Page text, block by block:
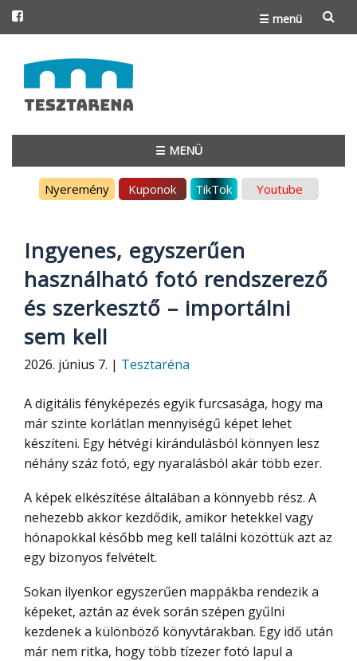
☰ menü
to
content
☰ MENÜ
Nyeremény Kuponok TikTok Youtube
Ingyenes, egyszerűen
használható fotó rendszerező
és szerkesztő – importálni
sem kell
2026. június 7. | Tesztaréna
A digitális fényképezés egyik furcsasága, hogy ma
már szinte korlátlan mennyiségű képet lehet
készíteni. Egy hétvégi kirándulásból könnyen lesz
néhány száz fotó, egy nyaralásból akár több ezer.
A képek elkészítése általában a könnyebb rész. A
nehezebb akkor kezdődik, amikor hetekkel vagy
hónapokkal később meg kell találni közöttük azt az
egy bizonyos felvételt.
Sokan ilyenkor egyszerűen mappákba rendezik a
képeket, aztán az évek során szépen gyűlni
kezdenek a különböző könyvtárakban. Egy idő után
már nem ritka, hogy több tízezer fotó lapul a